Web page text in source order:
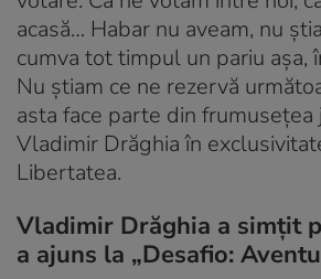
acasă… Habar nu aveam, nu
cumva tot timpul un pariu așa,
Nu știam ce ne rezervă
asta face parte din frumusețea
Vladimir Drăghia în
Libertatea.
Vladimir Drăghia a simțit
a ajuns la „Desafio: